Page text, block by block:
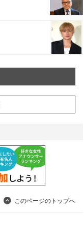
このページのトップへ